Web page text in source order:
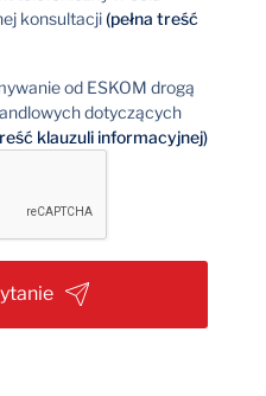
konsultacji(pełna treść
od ESKOM drogą
dotyczących
klauzuli informacyjnej)